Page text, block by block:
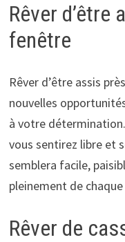
Rêver d’être
fenêtre
Rêver d’être assis
nouvelles
à votre
vous sentirez libre et
semblera facile,
pleinement de
Rêver de